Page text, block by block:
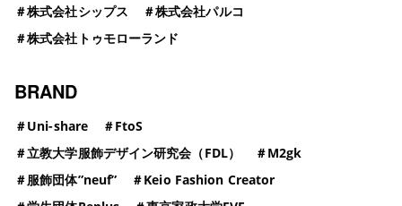
＃株式会社シップス ＃株式会社パルコ
＃株式会社トゥモローランド
BRAND
＃Uni-share ＃FtoS
＃立教大学服飾デザイン研究会（FDL） ＃M2gk
＃服飾団体”neuf” ＃Keio Fashion Creator